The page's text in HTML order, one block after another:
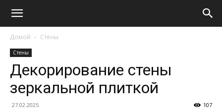
Домой Стены
Стены
Декорирование стены
зеркальной плиткой
27.02.2025 107